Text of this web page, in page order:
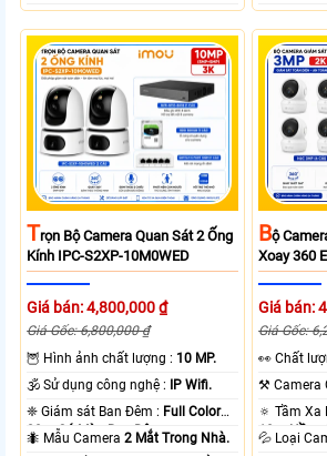
TRọn Bộ Camera Quan Sát 2 Ống
Kính IPC-S2XP-10M0WED
Giá bán: 4,800,000 ₫
Giá Gốc: 6,800,000 ₫
🦉 Hình ảnh chất lượng : 10 MP.
🕉️ Sử dụng công nghệ :
IP Wifi.
❈ Giám sát Ban Đêm : Full Color
20m Có Màu Ban Ðêm.
🐜 Mẫu Camera2 Mắt Trong Nhà.
BỘ
Xoay 360
Giá bán:
Giá Gốc:
️👀 Chất
10m Hồng
💦 Loại